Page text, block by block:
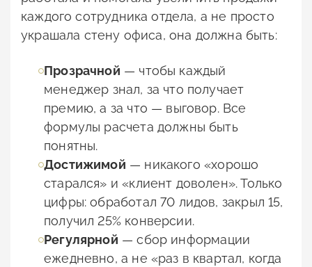
каждого сотрудника отдела, а не просто
украшала стену офиса, она должна быть:
Прозрачной — чтобы каждый
менеджер знал, за что получает
премию, а за что — выговор. Все
формулы расчета должны быть
понятны.
Достижимой — никакого «хорошо
старался» и «клиент доволен». Только
цифры: обработал 70 лидов, закрыл 15,
получил 25% конверсии.
Регулярной — сбор информации
ежедневно, а не «раз в квартал, когда